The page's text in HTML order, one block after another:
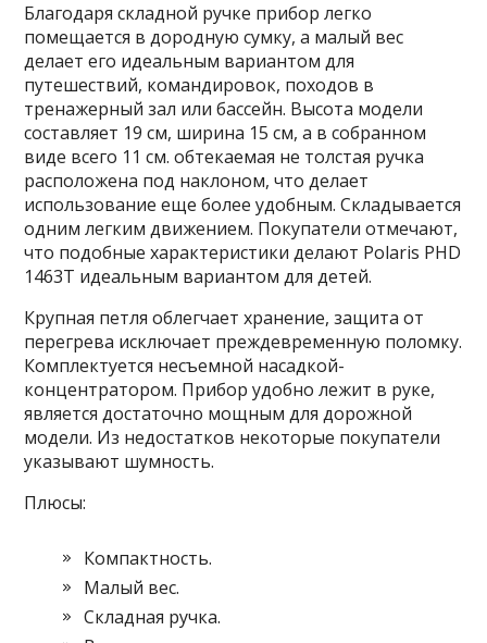
Благодаря складной ручке прибор легко
помещается в дородную сумку, а малый вес
делает его идеальным вариантом для
путешествий, командировок, походов в
тренажерный зал или бассейн. Высота модели
составляет 19 см, ширина 15 см, а в собранном
виде всего 11 см. обтекаемая не толстая ручка
расположена под наклоном, что делает
использование еще более удобным. Складывается
одним легким движением. Покупатели отмечают,
что подобные характеристики делают Polaris PHD
1463T идеальным вариантом для детей.
Крупная петля облегчает хранение, защита от
перегрева исключает преждевременную поломку.
Комплектуется несъемной насадкой-
концентратором. Прибор удобно лежит в руке,
является достаточно мощным для дорожной
модели. Из недостатков некоторые покупатели
указывают шумность.
Плюсы:
Компактность.
Малый вес.
Складная ручка.